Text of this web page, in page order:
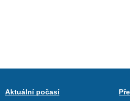
Aktuální počasí